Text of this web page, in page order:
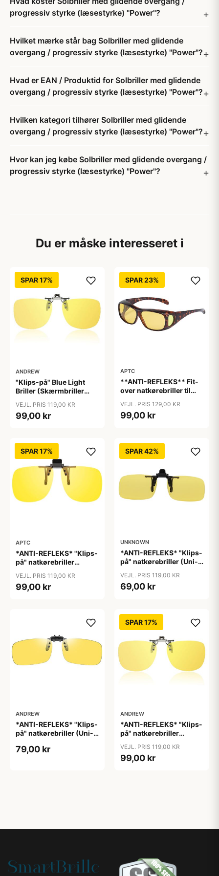
progressiv styrke (læsestyrke) "Power"?
Hvilket mærke står bag Solbriller med glidende
overgang / progressiv styrke (læsestyrke) "Power"?
Hvad er EAN / Produktid for Solbriller med glidende
overgang / progressiv styrke (læsestyrke) "Power"?
Hvilken kategori tilhører Solbriller med glidende
overgang / progressiv styrke (læsestyrke) "Power"?
Hvor kan jeg købe Solbriller med glidende overgang /
progressiv styrke (læsestyrke) "Power"?
Du er måske interesseret i
SPAR 17%
ANDREW
"Klips-på" Blue Light
Briller (Skærmbriller
"Moon"
VEJL. PRIS 119,00 KR
99,00 kr
SPAR 23%
APTC
**ANTI-REFLEKS** Fit-
over natkørebriller til
"Glare"
VEJL. PRIS 129,00 KR
99,00 kr
SPAR 17%
APTC
*ANTI-REFLEKS* "Klips-
på" natkørebriller
VEJL. PRIS 119,00 KR
99,00 kr
SPAR 42%
UNKNOWN
*ANTI-REFLEKS* "Klips-
på" natkørebriller (Uni-
VEJL. PRIS 119,00 KR
69,00 kr
ANDREW
*ANTI-REFLEKS* "Klips-
på" natkørebriller (Uni-
79,00 kr
SPAR 17%
ANDREW
*ANTI-REFLEKS* "Klips-
på" natkørebriller
"Moon"
VEJL. PRIS 119,00 KR
99,00 kr